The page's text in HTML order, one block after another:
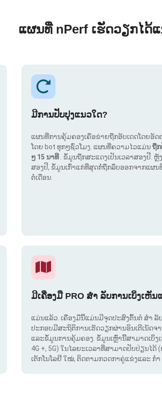
ແຜນທີ່ nPerf ເຮັດວຽກໄດ້
ມີການປັບປຸງແນວໃດ?
ແຜນທີ່ການຄຸ້ມຄອງເຄືອຂ່າຍຖືກອັບເດດໂດຍອັດ
ໂດຍ bot ທຸກໆຊົ່ວໂມງ. ແຜນທີ່ຄວາມໄວແມ່ນຖື
ໆ 15 ນາທີ . ຂໍ້ມູນຖືກສະແດງເປັນເວລາສອງປີ. ຫຼັ
ສອງປີ, ຂໍ້ມູນເກົ່າແກ່ທີ່ສຸດກໍ່ຖືກລຶບອອກຈາກແຜນ
ຕໍ່ເດືອນ.
ມີເຄື່ອງມື PRO ສຳ ລັບການເບິ່ງເຫັ
ແມ່ນແລ້ວ. ເຄື່ອງມືນີ້ແມ່ນມີຈຸດປະສົງຕົ້ນຕໍ ສຳ
ປະກອບມີສະຖິຕິການເຮັດວຽກຜ່ານອິນເຕີເນັດຈ
ແລະຂໍ້ມູນການຄຸ້ມຄອງ. ຂໍ້ມູນເຫຼົ່ານີ້ສາມາດເບິ່ງເ
4G +, 5G) ໃນໄລຍະເວລາທີ່ສາມາດປັບປ່ຽນໄ
ເຕັກໂນໂລຢີ ໃໝ່, ຕິດຕາມກວດກາຄູ່ແຂ່ງແລະ ກ